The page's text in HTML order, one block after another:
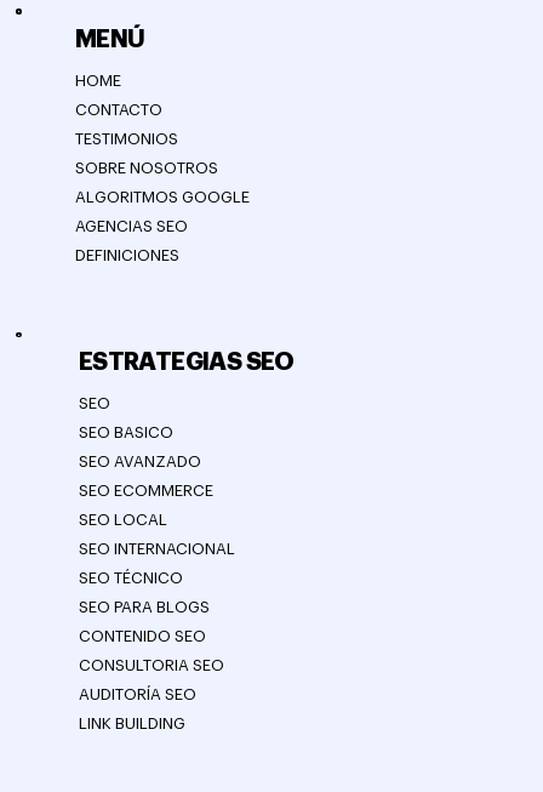
MENÚ
HOME
CONTACTO
TESTIMONIOS
SOBRE NOSOTROS
ALGORITMOS GOOGLE
AGENCIAS SEO
DEFINICIONES
ESTRATEGIAS SEO
SEO
SEO BASICO
SEO AVANZADO
SEO ECOMMERCE
SEO LOCAL
SEO INTERNACIONAL
SEO TÉCNICO
SEO PARA BLOGS
CONTENIDO SEO
CONSULTORIA SEO
AUDITORÍA SEO
LINK BUILDING